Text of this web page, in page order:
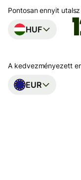
Pontosan ennyit utalsz
HUF
A kedvezményezett
EUR